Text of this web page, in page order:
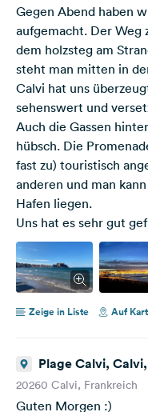
Gegen Abend haben
aufgemacht. Der Weg
dem holzsteg am
steht man mitten in
Calvi hat uns
sehenswert und
Auch die Gassen
hübsch. Die
fast zu) touristisch
anderen und man
Hafen liegen.
Uns hat es sehr gut
Zeige in Liste Auf
Plage Calvi,
20260 Calvi, Frankreich
Guten Morgen :)